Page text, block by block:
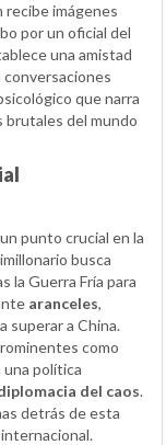
recibe imágenes
por un oficial del
una amistad
conversaciones
que narra
brutales del mundo
punto crucial en la
busca
la Guerra Fría para
aranceles,
superar a China.
como
una política
del caos.
detrás de esta